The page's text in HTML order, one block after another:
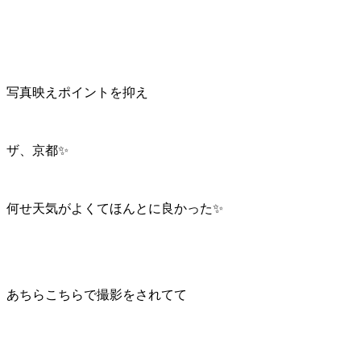
写真映えポイントを抑え
ザ、京都✨
何せ天気がよくてほんとに良かった✨
あちらこちらで撮影をされてて